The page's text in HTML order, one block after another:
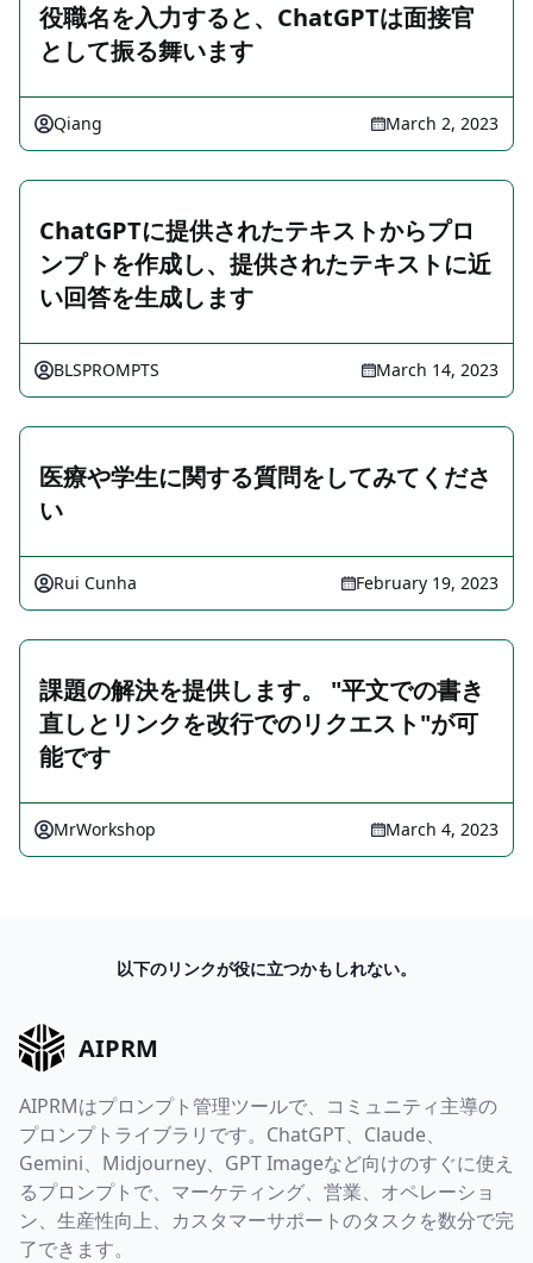
役職名を入力すると、ChatGPTは面接官
として振る舞います
Qiang March 2, 2023
ChatGPTに提供されたテキストからプロ
ンプトを作成し、提供されたテキストに近
い回答を生成します
BLSPROMPTS March 14, 2023
医療や学生に関する質問をしてみてくださ
い
Rui Cunha February 19, 2023
課題の解決を提供します。 "平文での書き
直しとリンクを改行でのリクエスト"が可
能です
MrWorkshop March 4, 2023
以下のリンクが役に立つかもしれない。
AIPRM
AIPRMはプロンプト管理ツールで、コミュニティ主導の
プロンプトライブラリです。ChatGPT、Claude、
Gemini、Midjourney、GPT Imageなど向けのすぐに使え
るプロンプトで、マーケティング、営業、オペレーショ
ン、生産性向上、カスタマーサポートのタスクを数分で完
了できます。